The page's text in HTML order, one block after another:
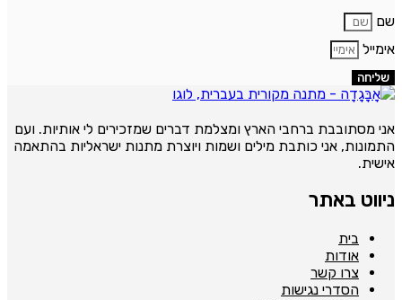
שליחה
מסתובבת ברחבי הארץ ומצלמת דברים שמזכירים לי אותיות. ועם
אני כותבת מילים ושמות ויוצרת מתנות ישראליות בהתאמה
באתר
בית
אודות
צרו קשר
הסדרי נגישות